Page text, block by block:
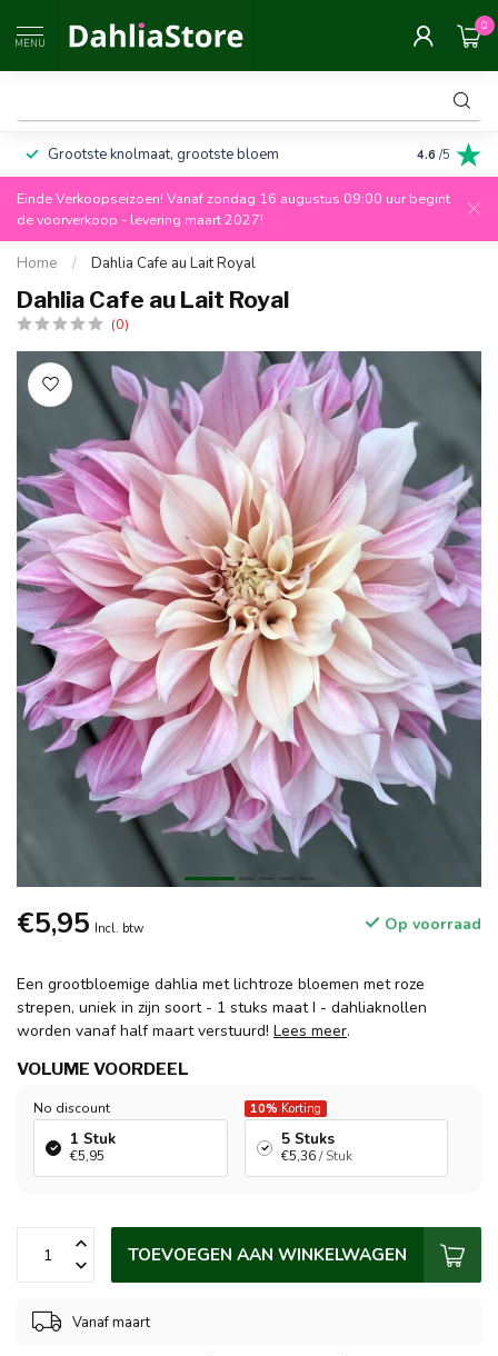
MENU
0
Grootste knolmaat, grootste bloem Altijd
4.6 /5
Einde Verkoopseizoen! Vanaf zondag 16 augustus 09:00 uur begint
de voorverkoop - levering maart 2027!
Home / Dahlia Cafe au Lait Royal
Dahlia Cafe au Lait Royal
(0)
€5,95 Incl. btw Op voorraad
Een grootbloemige dahlia met lichtroze bloemen met roze
strepen, uniek in zijn soort - 1 stuks maat I - dahliaknollen
worden vanaf half maart verstuurd! Lees meer.
VOLUME VOORDEEL
No discount
1 Stuk
€5,95
10% Korting
5 Stuks
€5,36/ Stuk
TOEVOEGEN AAN WINKELWAGEN
Vanaf maart